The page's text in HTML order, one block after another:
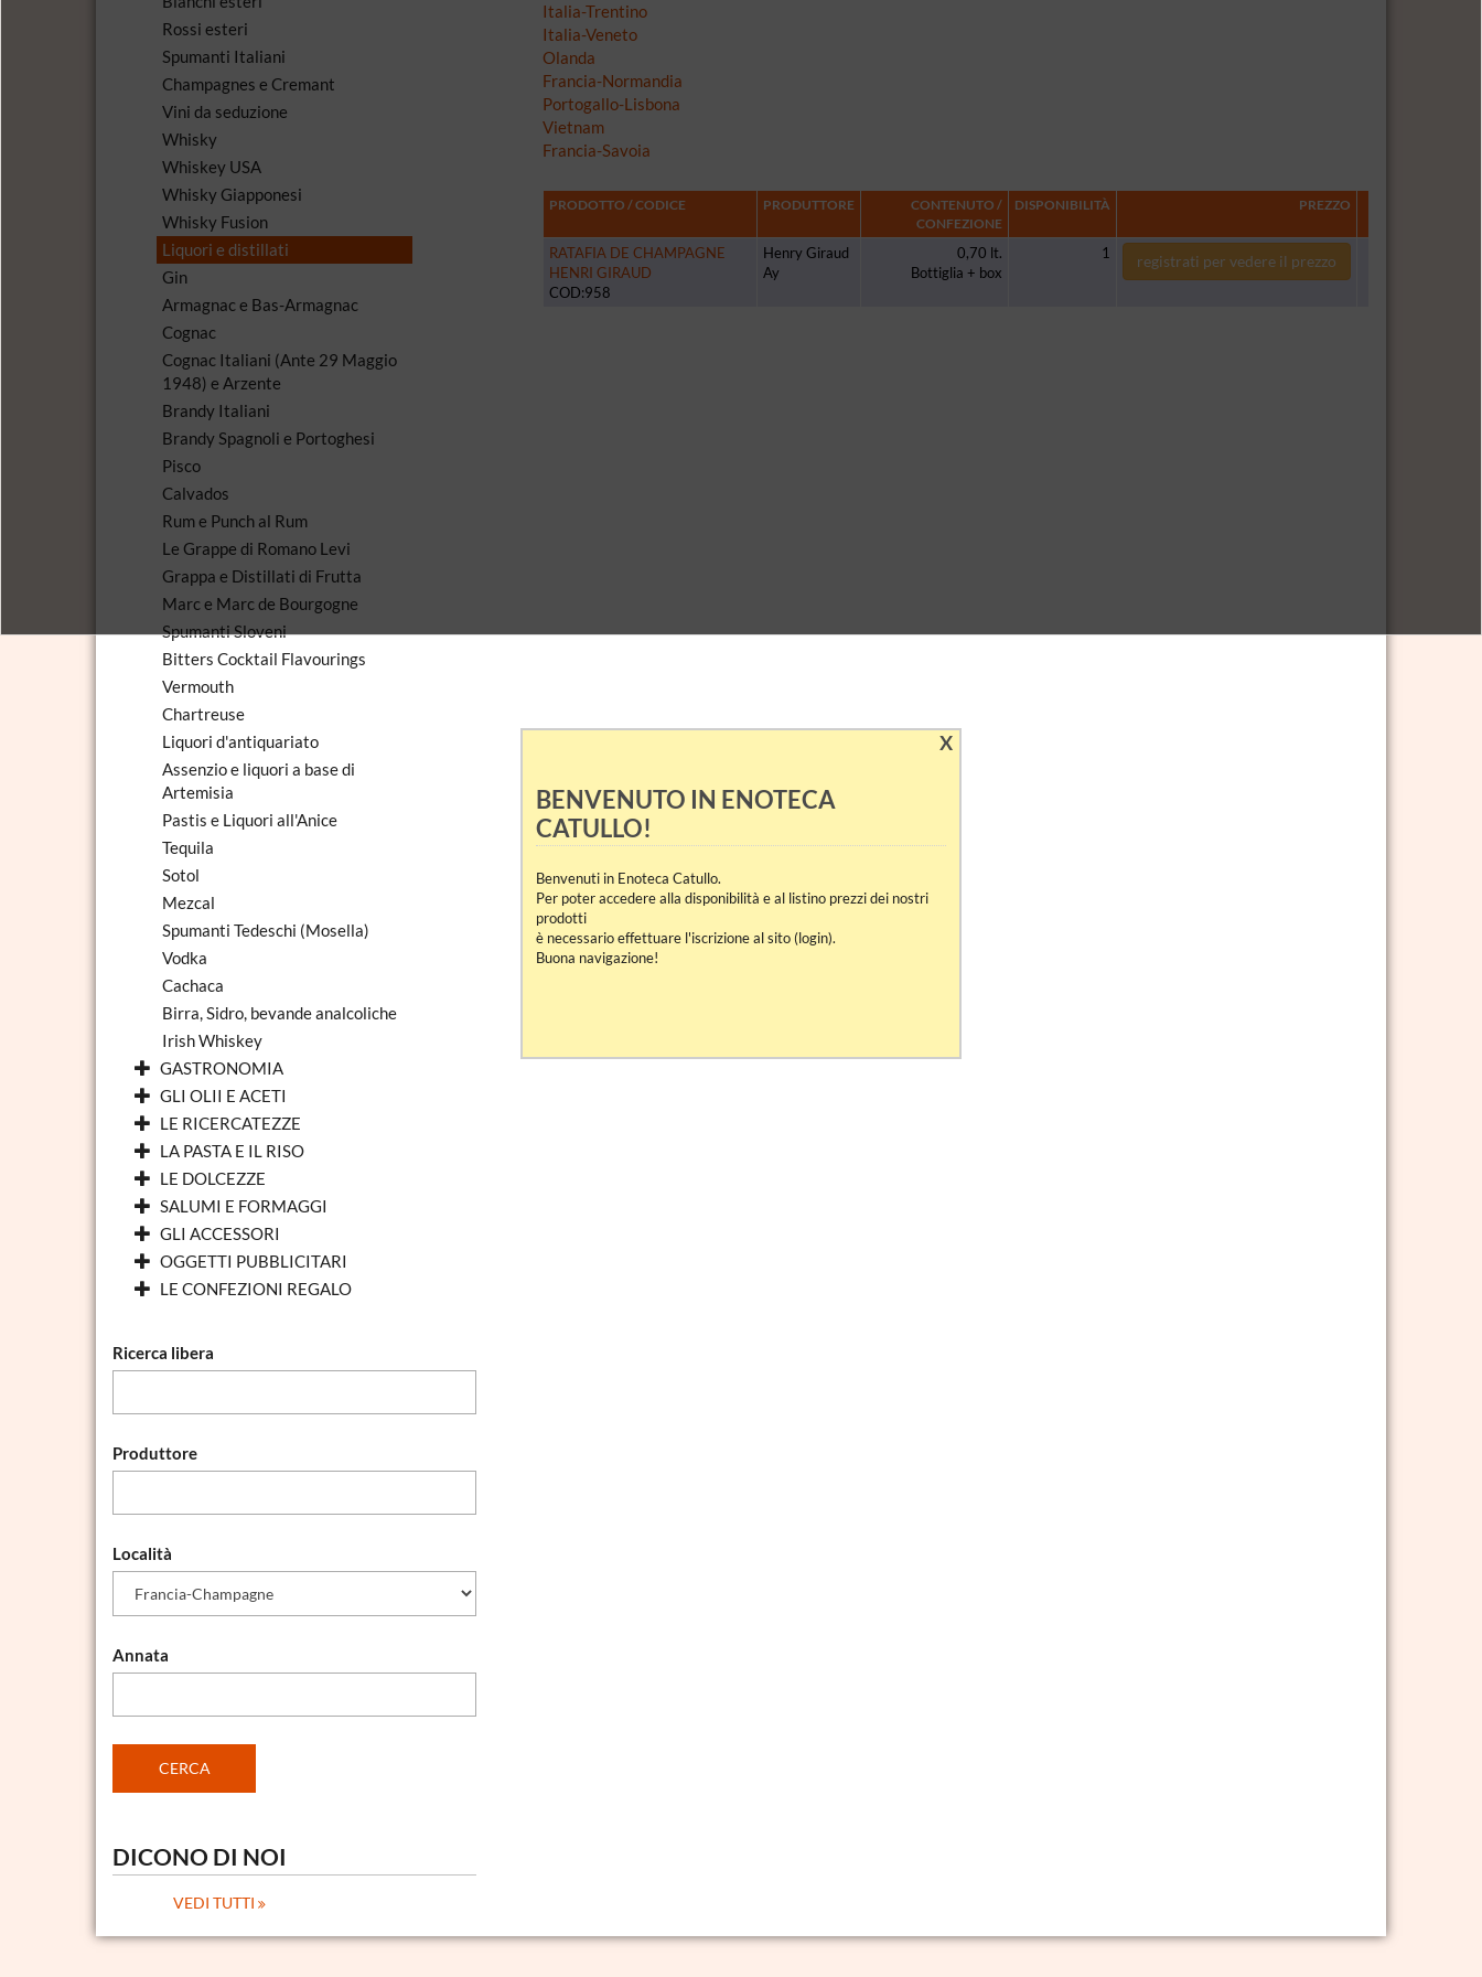
Rossi esteri
Spumanti Italiani
Champagnes e Cremant
Vini da seduzione
Whisky
Whiskey USA
Whisky Giapponesi
Whisky Fusion
Liquori e distillati
Gin
Armagnac e Bas-Armagnac
Cognac
Cognac Italiani (Ante 29 Maggio
1948) e Arzente
Brandy Italiani
Brandy Spagnoli e Portoghesi
Pisco
Calvados
Rum e Punch al Rum
Le Grappe di Romano Levi
Grappa e Distillati di Frutta
Marc e Marc de Bourgogne
Spumanti Sloveni
Bitters Cocktail Flavourings
Vermouth
Chartreuse
Liquori d'antiquariato
Assenzio e liquori a base di
Artemisia
Pastis e Liquori all'Anice
Tequila
Sotol
Mezcal
Spumanti Tedeschi (Mosella)
Vodka
Cachaca
Birra, Sidro, bevande analcoliche
Irish Whiskey
GASTRONOMIA
GLI OLII E ACETI
LE RICERCATEZZE
LA PASTA E IL RISO
LE DOLCEZZE
SALUMI E FORMAGGI
GLI ACCESSORI
OGGETTI PUBBLICITARI
LE CONFEZIONI REGALO
Ricerca libera
Produttore
Località
Annata
DICONO DI NOI
VEDI TUTTI
Italia-Trentino
Italia-Veneto
Olanda
Francia-Normandia
Portogallo-Lisbona
Vietnam
Francia-Savoia
PRODOTTO / CODICE PRODUTTORE
CONTENUTO /
CONFEZIONE
DISPONIBILITÀ PREZZO
RATAFIA DE CHAMPAGNE
HENRI GIRAUD
COD:958
Henry Giraud
Ay
0,70 lt.
Bottiglia + box
1 registrati per vedere il prezzo
X
BENVENUTO IN ENOTECA
CATULLO!
Benvenuti in Enoteca Catullo.
Per poter accedere alla disponibilità e al listino prezzi dei nostri
prodotti
è necessario effettuare l'iscrizione al sito (login).
Buona navigazione!